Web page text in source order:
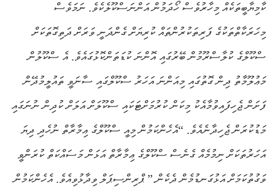
ކާމިޔާބީތަކެއް މިހާރުވެސް ހޯދަމުން އަންނަސްކޫލެކެވެ. ނަމަވެސް
މިހަރަކާތްތަކުގެ ފަރިތަކުރުންތައް ކުރިޔަށް ގެންދަނީ ވަރަށް ދަތިގޮތަކަށް
ސްކޫލްގެ ކުލާސްރޫމުން ބޭރުގައި އޮންނަ ކުޑަތަންކޮޅުގައެވެ. އެ ސްކޫލުން
މަޢުލޫމާތު ދިން ގޮތުގައި މިއަންނަ އަހަރު ސްކޫލްގައި ސާނަވީ ތައުލީމުދޭން
ފަށަން ޖެހިފައިވުމާއެކު މިކަން ކުރުމަށްޓަކައި ސްކޫލަށް އަލަށް ކުދިން ނުނަގައި
މަޑުކުރަން ޖެހިދާނެއެވެ. “އެހެންކަމުން މިއީ ސްކޫލްގެ ޢިމާރާތް ނުހެދި ދިޔަ
އަހަރުތަކަށް ނިމުމެއް ގެނެސް ސްކޫލްގެ ޢިމާރާތް އަޅަން މަސައްކަތް ކުރަންވީ
ވަގުތުކަމަށް އަޅުގަނޑުމެން ދެކެން.” ޕްރިންސިޕަލް ވިދާޅުވިއެވެ. އެހެންކަމުން